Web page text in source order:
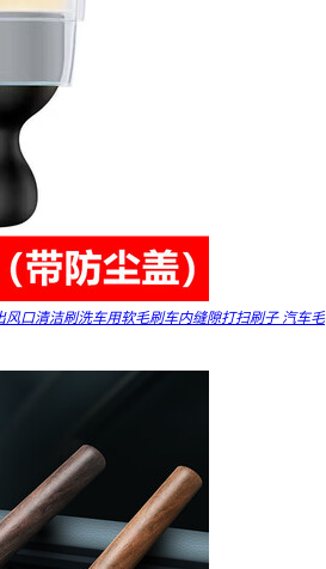
口清洁刷洗车用软毛刷车内缝隙打扫刷子 汽车毛